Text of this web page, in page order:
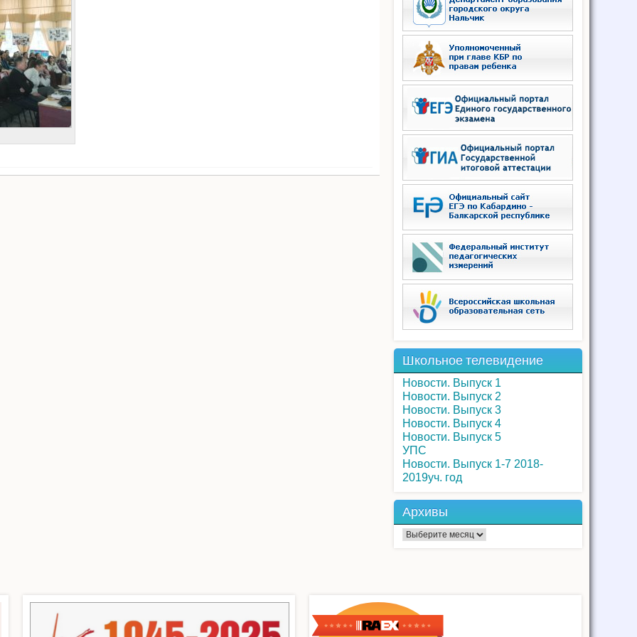
Школьное телевидение
Новости. Выпуск 1
Новости. Выпуск 2
Новости. Выпуск 3
Новости. Выпуск 4
Новости. Выпуск 5
УПС
Новости. Выпуск 1-7 2018-
2019уч. год
Архивы
Архивы